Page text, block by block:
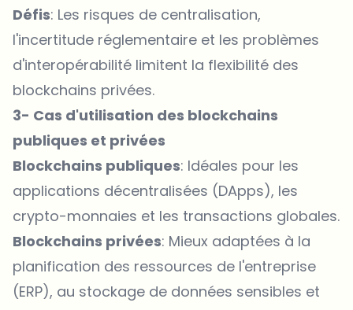
Défis: Les risques de centralisation,
l'incertitude réglementaire et les problèmes
d'interopérabilité limitent la flexibilité des
blockchains privées.
3- Cas d'utilisation des blockchains
publiques et privées
Blockchains publiques: Idéales pour les
applications décentralisées (DApps), les
crypto-monnaies et les transactions globales.
Blockchains privées: Mieux adaptées à la
planification des ressources de l'entreprise
(ERP), au stockage de données sensibles et